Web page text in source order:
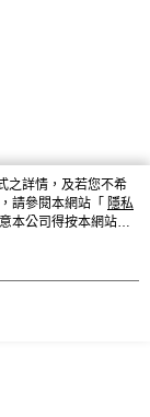
之詳情，及若您不希
請參閱本網站「 隱私
本公司得按本網站使